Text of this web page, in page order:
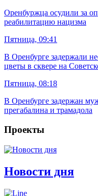
Оренбуржца осудили за
реабилитацию нацизма
Пятница, 09:41
В Оренбурге задержали
цветы в сквере на
Пятница, 08:18
В Оренбурге задержан
прегабалина и трамадола
Проекты
Новости дня